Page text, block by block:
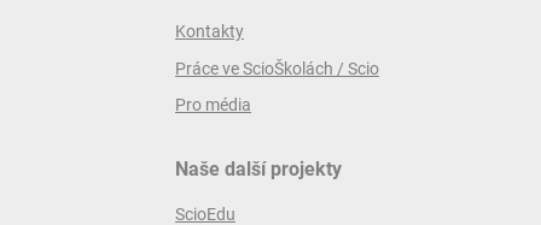
Kontakty
Práce ve ScioŠkolách / Scio
Pro média
Naše další projekty
ScioEdu